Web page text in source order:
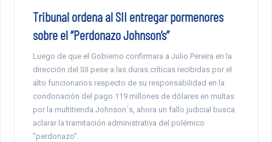
Tribunal ordena al SII entregar pormenores
sobre el “Perdonazo Johnson’s”
Luego de que el Gobierno confirmara a Julio Pereira en la
dirección del SII pese a las duras críticas recibidas por el
alto funcionarios respecto de su responsabilidad en la
condonación del pago 119 millones de dólares en multas
por la multitienda Johnson´s, ahora un fallo judicial busca
aclarar la tramitación administrativa del polémico
“perdonazo”.